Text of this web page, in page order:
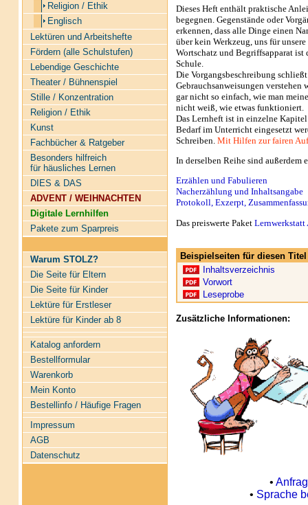
Religion / Ethik
Englisch
Lektüren und Arbeitshefte
Fördern (alle Schulstufen)
Lebendige Geschichte
Theater / Bühnenspiel
Stille / Konzentration
Religion / Ethik
Kunst
Fachbücher & Ratgeber
Besonders hilfreich
für häusliches Lernen
DIES & DAS
ADVENT / WEIHNACHTEN
Digitale Lernhilfen
Pakete zum Sparpreis
Warum STOLZ?
Die Seite für Eltern
Die Seite für Kinder
Lektüre für Erstleser
Lektüre für Kinder ab 8
Katalog anfordern
Bestellformular
Warenkorb
Mein Konto
Bestellinfo / Häufige Fragen
Impressum
AGB
Datenschutz
Dieses Heft enthält praktische
begegnen. Gegenstände oder
erkennen, dass alle Dinge einen
über kein Werkzeug, uns für
Wortschatz und Begriffsapparat
Schule.
Die Vorgangsbeschreibung
Gebrauchsanweisungen verstehen
gar nicht so einfach, wie man
nicht weiß, wie etwas funktioniert.
Das Lernheft ist in einzelne
Bedarf im Unterricht eingesetzt
Schreiben. Mit Hilfen zur fairen
In derselben Reihe sind außerdem
Erzählen und Fabulieren
Nacherzählung und Inhaltsangabe
Protokoll, Exzerpt,
Das preiswerte Paket Lernwerkstatt
Beispielseiten für diesen
Inhaltsverzeichnis
Vorwort
Leseprobe
Zusätzliche Informationen:
•
• Sprache